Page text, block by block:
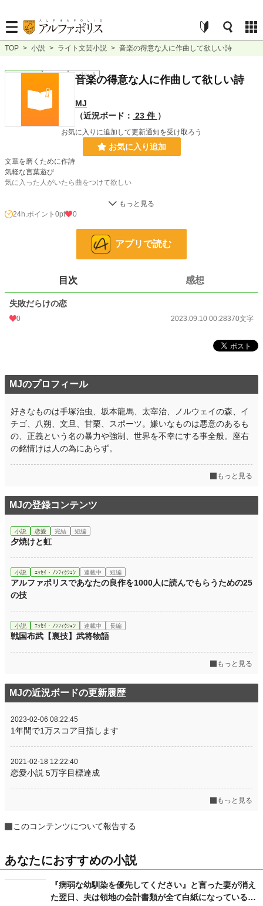
TOP > 小説 > ライト文芸小説 > 音楽の得意な人に作曲して欲しい詩
ライト文芸 連載中 ｼｮｰﾄｼｮｰﾄ
音楽の得意な人に作曲して欲しい詩
MJ
（近況ボード： 23 件 ）
お気に入りに追加して更新通知を受け取ろう
お気に入り追加
文章を磨くために作詩
気軽な言葉遊び
気に入った人がいたら曲をつけて欲しい
それほどの自信もある訳ではないがとりあえずちょくちょく更新していこうと思
います。
228,725 位 / 228,725 件
9,590 位 / 9,590 件
24h.ポイント 0 pt
文字数
週間ポイント 0 pt (228,725 位)
年間ポイント 56 pt (154,671 位)
累計ポイント 1,097 pt (192,607 位)
24h.ポイント 0pt 0
アプリで読む
目次 感想
失敗だらけの恋
0 2023.09.10 00:28370文字
MJのプロフィール
好きなものは手塚治虫、坂本龍馬、太宰治、ノルウェイの森、イ
チゴ、八朔、文旦、甘栗、スポーツ。嫌いなものは悪意のあるも
の、正義という名の暴力や強制、世界を不幸にする事全般。座右
の銘情けは人の為にあらず。
もっと見る
MJの登録コンテンツ
小説 恋愛 完結 短編
夕焼けと虹
小説 ｴｯｾｲ・ﾉﾝﾌｨｸｼｮﾝ 連載中 短編
アルファポリスであなたの良作を1000人に読んでもらうための25
の技
小説 ｴｯｾｲ・ﾉﾝﾌｨｸｼｮﾝ 連載中 長編
戦国布武【裏技】武将物語
もっと見る
MJの近況ボードの更新履歴
2023-02-06 08:22:45
1年間で1万スコア目指します
2021-02-18 12:22:40
恋愛小説 5万字目標達成
もっと見る
このコンテンツについて報告する
あなたにおすすめの小説
『病弱な幼馴染を優先してください』と言った妻が消え
た翌日、夫は領地の会計書類が全て白紙になっているこ